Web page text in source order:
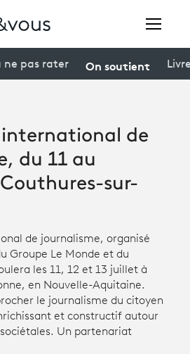
une émission
ne pas rater On soutient
international de
du 11 au
sur-
de journalisme, organisé
Groupe Le Monde et du
les 11, 12 et 13 juillet à
en Nouvelle-Aquitaine.
le journalisme du citoyen
et constructif autour
Un partenariat